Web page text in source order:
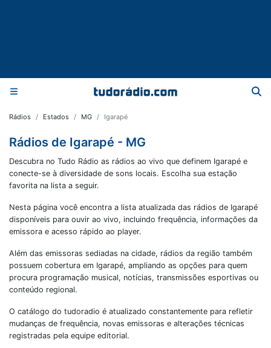
Rádios Estados MG Igarapé
Rádios de Igarapé - MG
Descubra no Tudo Rádio as rádios ao vivo que definem Igarapé e
conecte-se à diversidade de sons locais. Escolha sua estação
favorita na lista a seguir.
Nesta página você encontra a lista atualizada das rádios de Igarapé
disponíveis para ouvir ao vivo, incluindo frequência, informações da
emissora e acesso rápido ao player.
Além das emissoras sediadas na cidade, rádios da região também
possuem cobertura em Igarapé, ampliando as opções para quem
procura programação musical, notícias, transmissões esportivas ou
conteúdo regional.
O catálogo do tudoradio é atualizado constantemente para refletir
mudanças de frequência, novas emissoras e alterações técnicas
registradas pela equipe editorial.